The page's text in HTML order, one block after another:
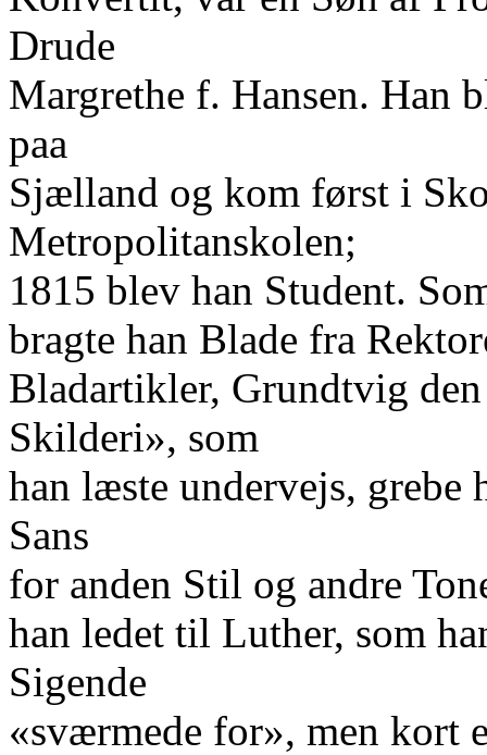
Drude
Margrethe f. Hansen. Han
paa
Sjælland og kom først i
Metropolitanskolen;
1815 blev han Student.
bragte han Blade fra
Bladartikler, Grundtvig
Skilderi», som
han læste undervejs, grebe
Sans
for anden Stil og andre
han ledet til Luther, som
Sigende
«sværmede for», men kort